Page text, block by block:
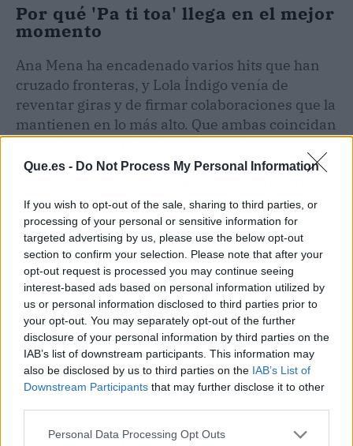
Que.es - Do Not Process My Personal Information
If you wish to opt-out of the sale, sharing to third parties, or
processing of your personal or sensitive information for
targeted advertising by us, please use the below opt-out
section to confirm your selection. Please note that after your
opt-out request is processed you may continue seeing
interest-based ads based on personal information utilized by
us or personal information disclosed to third parties prior to
your opt-out. You may separately opt-out of the further
disclosure of your personal information by third parties on the
IAB’s list of downstream participants. This information may
also be disclosed by us to third parties on the IAB’s List of
Downstream Participants that may further disclose it to other
Personal Data Processing Opt Outs
Por qué 'Pa ti toa' llega en el mejor
momento
Ana Mena ha encadenado varios hits que han
cruzado fronteras, y Lola Índigo venía de
reventar giras y de firmar colaboraciones que la
mantienen en lo más alto. Que ambas coincidan
efervescencia creativa tremenda, es un acierto
himnos veraniegoscomo El patio(de la propia
Lola) o la estela tropical de temas comoTacones
rojos, pero con una vuelta de tuerca más urbana
y actual.
Lo cierto es que el público ha respondido al
instante. En las primeras horas, el videoclip en
YouTube acumula reproducciones a buen ritmo
y en Spotify la canción ha entrado directa a las
listas de novedades más escuchadas. Los
tiempo, el despliegue de escuchas apunta a que